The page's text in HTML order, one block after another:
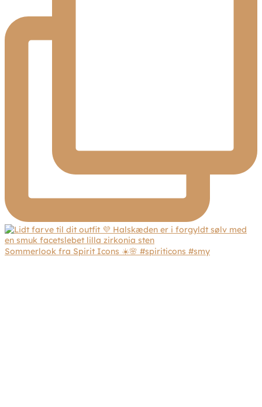
Sommerlook fra Spirit Icons ☀️🌸 #spiriticons #smy